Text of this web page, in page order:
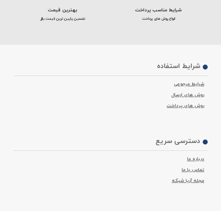
شرایط مناسب پرداخت
انواع روش های پرداخت
بهترین قیمت
تضمین پایین ترین قیمت بازار
شرایط استفاده
شرایط مرجوعی
روش های ارسال
روش های پرداخت
دسترسی سریع
درباره ما
تماس با ما
مجله آریا شبکه